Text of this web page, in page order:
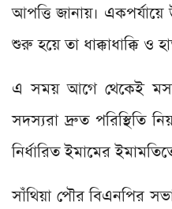
আপত্তি জানায়।
শুরু হয়ে তা ধাক্কাধাক্কি ও
এ সময় আগে থেকেই
সদস্যরা দ্রুত পরিস্থিতি
নির্ধারিত ইমামের
সাঁথিয়া পৌর বিএনপির